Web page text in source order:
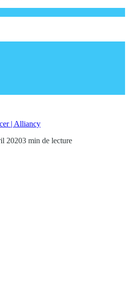
| Alliancy
20203 min de lecture